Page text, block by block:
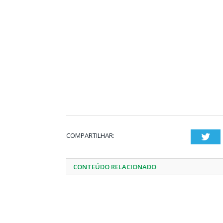
COMPARTILHAR:
CONTEÚDO RELACIONADO